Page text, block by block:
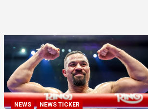
NEWS
NEWS TICKER